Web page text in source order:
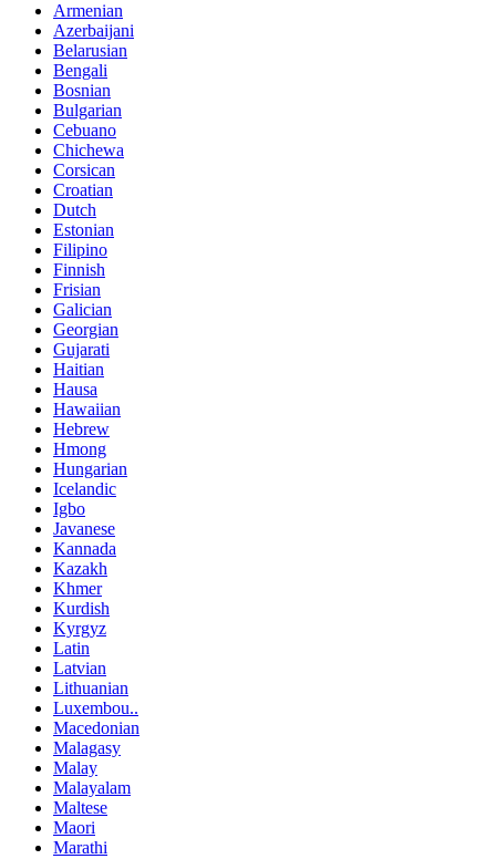
Armenian
Azerbaijani
Belarusian
Bengali
Bosnian
Bulgarian
Cebuano
Chichewa
Corsican
Croatian
Dutch
Estonian
Filipino
Finnish
Frisian
Galician
Georgian
Gujarati
Haitian
Hausa
Hawaiian
Hebrew
Hmong
Hungarian
Icelandic
Igbo
Javanese
Kannada
Kazakh
Khmer
Kurdish
Kyrgyz
Latin
Latvian
Lithuanian
Luxembou..
Macedonian
Malagasy
Malay
Malayalam
Maltese
Maori
Marathi